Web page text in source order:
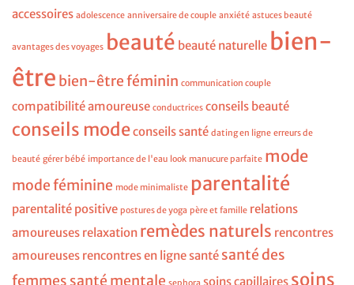
accessoires adolescence anniversaire de couple anxiété astuces beauté
avantages des voyages beauté beauté naturelle bien-
être bien-être féminin communication couple
compatibilité amoureuse conductrices conseils beauté
conseils modeconseils santé dating en ligne erreurs de
beauté gérer bébé importance de l'eau look manucure parfaite mode
mode féminine mode minimaliste parentalité
parentalité positive postures de yoga père et famille relations
amoureuses relaxation remèdes naturels rencontres
amoureuses rencontres en ligne santé santé des
femmes santé mentale sephora soins capillaires soins